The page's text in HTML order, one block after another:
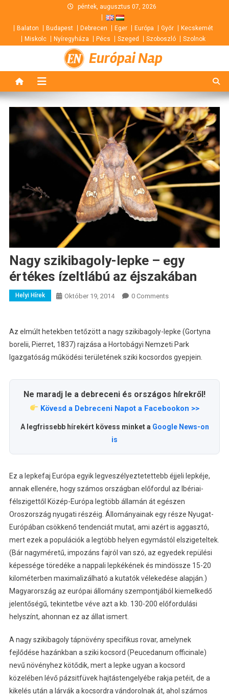
content
péntek, augusztus 07, 2026
Balaton Budapest Debrecen Eger Európa Győr
Kecskemét
Miskolc
Nyíregyháza Pécs Szeged Szoboszló Szolnok
Európai Nap
Nagy szikibagoly-lepke – egy
értékes ízeltlábú az éjszakában
Helyi Hírek Október 19, 2014 0 Comments
Az elmúlt hetekben tetőzött a nagy szikibagoly-lepke (Gortyna
borelii, Pierret, 1837) rajzása a Hortobágyi Nemzeti Park
Igazgatóság működési területének sziki kocsordos gyepjein.
Ne maradj le a debreceni és országos hírekről!
Kövesd a Debreceni Napot a Facebookon >>
A legfrissebb hírekért kövess minket a Google News-on
is
Ez a lepkefaj Európa egyik legveszélyeztetettebb éjjeli lepkéje,
annak ellenére, hogy számos országban előfordul az Ibériai-
félszigettől Közép-Európa legtöbb államán át egészen
Oroszország nyugati részéig. Állományainak egy része Nyugat-
Európában csökkenő tendenciát mutat, ami azért is aggasztó,
mert ezek a populációk a legtöbb helyen egymástól elszigeteltek.
(Bár nagyméretű, impozáns fajról van szó, az egyedek repülési
képessége töredéke a nappali lepkékének és mindössze 15-20
kilométerben maximalizálható a kutatók vélekedése alapján.)
Magyarország az európai állomány szempontjából kiemelkedő
jelentőségű, tekintetbe véve azt a kb. 130-200 előfordulási
helyszínt, ahonnan ez az állat ismert.
A nagy szikibagoly tápnövény specifikus rovar, amelynek
fejlődése hazánkban a sziki kocsord (Peucedanum officinale)
nevű növényhez kötődik, mert a lepke ugyan a kocsord
közelében lévő pázsitfüvek hajtástengelyébe rakja petéit, de a
kikelés után a lárvák a kocsordra vándorolnak át, ahol számos